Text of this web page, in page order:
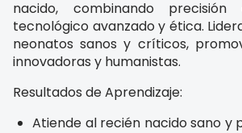
nacido, combinando precisión
tecnológico avanzado y ética.
neonatos sanos y críticos,
innovadoras y humanistas.
Resultados de Aprendizaje:
Atiende al recién nacido sano y